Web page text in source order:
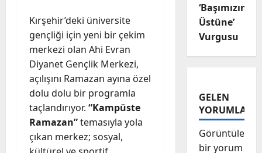
Kırşehir’deki üniversite
gençliği için yeni bir çekim
merkezi olan Ahi Evran
Diyanet Gençlik Merkezi,
açılışını Ramazan ayına özel
dolu dolu bir programla
taçlandırıyor. “Kampüste
Ramazan”temasıyla yola
çıkan merkez; sosyal,
‘Başımızın
Üstüne’
Vurgusu
GELEN
YORUMLAR
bir yorum